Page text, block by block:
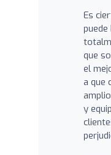
Es
que
el
a que
y